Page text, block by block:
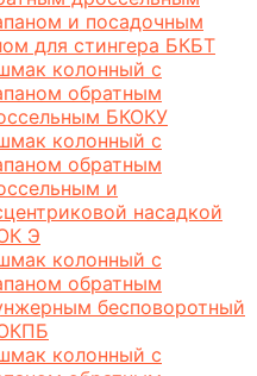
и посадочным
для стингера БКБТ
колонный с
обратным
БКОКУ
колонный с
обратным
и
насадкой
Э
колонный с
обратным
бесповоротный
колонный с